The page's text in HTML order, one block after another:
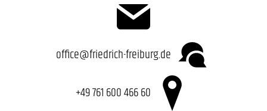
office@friedrich-freiburg.de
+49 761 600 466 60